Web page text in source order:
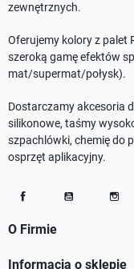
zewnętrznych.
Oferujemy kolory z palet
szeroką gamę efektów
mat/supermat/połysk).
Dostarczamy akcesoria
silikonowe, taśmy
szpachlówki, chemię do
osprzęt aplikacyjny.
O Firmie
Informacja o sklepie